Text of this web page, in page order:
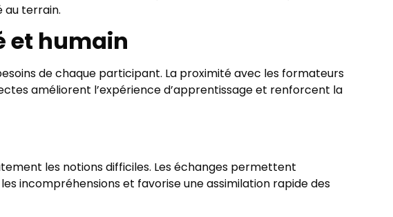
terrain.
et humain
de chaque participant. La proximité avec les formateurs
améliorent l’expérience d’apprentissage et renforcent la
les notions difficiles. Les échanges permettent
incompréhensions et favorise une assimilation rapide des